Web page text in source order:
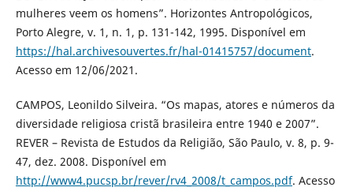
mulheres veem os homens”. Horizontes Antropológicos,
Porto Alegre, v. 1, n. 1, p. 131-142, 1995. Disponível em
https://hal.archivesouvertes.fr/hal-01415757/document.
Acesso em 12/06/2021.
CAMPOS, Leonildo Silveira. “Os mapas, atores e números da
diversidade religiosa cristã brasileira entre 1940 e 2007”.
REVER – Revista de Estudos da Religião, São Paulo, v. 8, p. 9-
47, dez. 2008. Disponível em
http://www4.pucsp.br/rever/rv4_2008/t_campos.pdf. Acesso